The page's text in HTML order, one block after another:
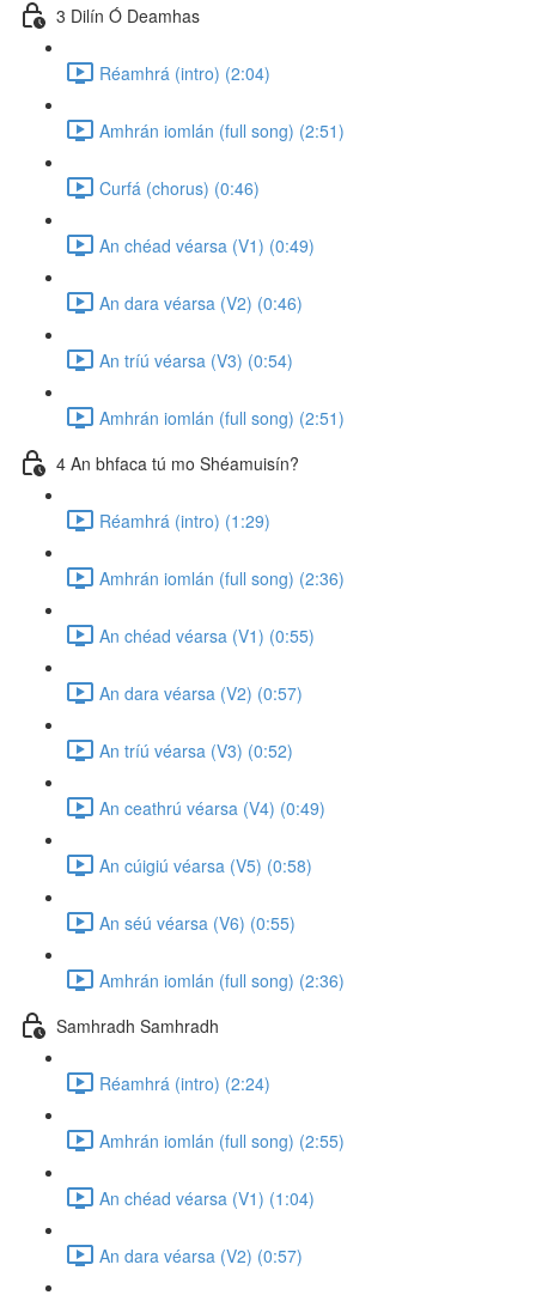
3 Dilín Ó Deamhas
Réamhrá (intro) (2:04)
Amhrán iomlán (full song) (2:51)
Curfá (chorus) (0:46)
An chéad véarsa (V1) (0:49)
An dara véarsa (V2) (0:46)
An tríú véarsa (V3) (0:54)
Amhrán iomlán (full song) (2:51)
4 An bhfaca tú mo Shéamuisín?
Réamhrá (intro) (1:29)
Amhrán iomlán (full song) (2:36)
An chéad véarsa (V1) (0:55)
An dara véarsa (V2) (0:57)
An tríú véarsa (V3) (0:52)
An ceathrú véarsa (V4) (0:49)
An cúigiú véarsa (V5) (0:58)
An séú véarsa (V6) (0:55)
Amhrán iomlán (full song) (2:36)
Samhradh Samhradh
Réamhrá (intro) (2:24)
Amhrán iomlán (full song) (2:55)
An chéad véarsa (V1) (1:04)
An dara véarsa (V2) (0:57)